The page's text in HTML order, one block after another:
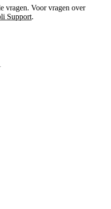
vragen. Voor vragen over
Support.